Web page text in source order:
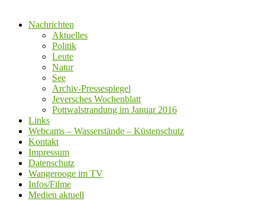
Nachrichten
Aktuelles
Politik
Leute
Natur
See
Archiv-Pressespiegel
Jeversches Wochenblatt
Pottwalstrandung im Januar 2016
Links
Webcams – Wasserstände – Küstenschutz
Kontakt
Impressum
Datenschutz
Wangerooge im TV
Infos/Filme
Medien aktuell